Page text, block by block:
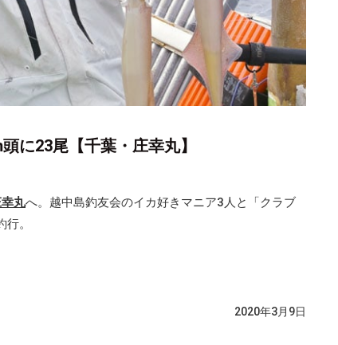
に23尾【千葉・庄幸丸】
丸へ。越中島釣友会のイカ好きマニア3人と「クラブ
。
2020年3月9日